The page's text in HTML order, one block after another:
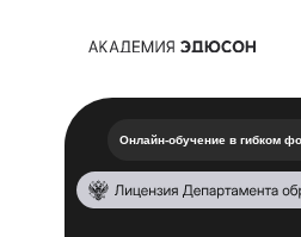
Онлайн-обучение в гибком